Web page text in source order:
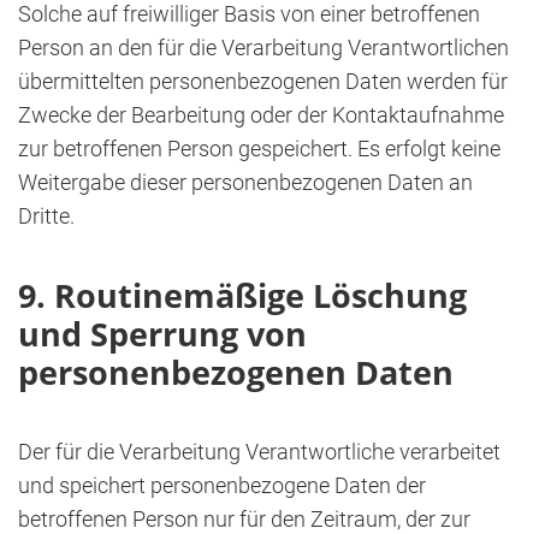
Solche auf freiwilliger Basis von einer betroffenen
Person an den für die Verarbeitung Verantwortlichen
übermittelten personenbezogenen Daten werden für
Zwecke der Bearbeitung oder der Kontaktaufnahme
zur betroffenen Person gespeichert. Es erfolgt keine
Weitergabe dieser personenbezogenen Daten an
Dritte.
9. Routinemäßige Löschung
und Sperrung von
personenbezogenen Daten
Der für die Verarbeitung Verantwortliche verarbeitet
und speichert personenbezogene Daten der
betroffenen Person nur für den Zeitraum, der zur